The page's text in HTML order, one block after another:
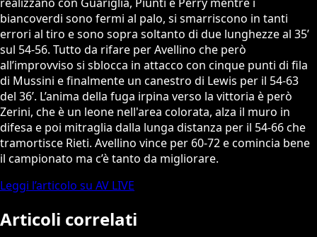
biancoverdi sono fermi al palo, si smarriscono in tanti
errori al tiro e sono sopra soltanto di due lunghezze al 35’
sul 54-56. Tutto da rifare per Avellino che però
all’improvviso si sblocca in attacco con cinque punti di fila
di Mussini e finalmente un canestro di Lewis per il 54-63
del 36’. L’anima della fuga irpina verso la vittoria è però
Zerini, che è un leone nell'area colorata, alza il muro in
difesa e poi mitraglia dalla lunga distanza per il 54-66 che
tramortisce Rieti. Avellino vince per 60-72 e comincia bene
il campionato ma c’è tanto da migliorare.
Leggi l’articolo su AV LIVE
Articoli correlati